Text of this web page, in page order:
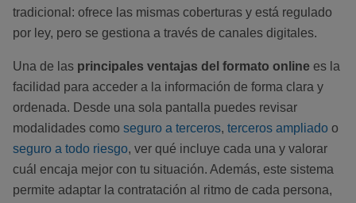
tradicional: ofrece las mismas coberturas y está regulado
por ley, pero se gestiona a través de canales digitales.
Una de las principales ventajas del formato online es la
facilidad para acceder a la información de forma clara y
ordenada. Desde una sola pantalla puedes revisar
modalidades como seguro a terceros, terceros ampliado o
seguro a todo riesgo, ver qué incluye cada una y valorar
cuál encaja mejor con tu situación. Además, este sistema
permite adaptar la contratación al ritmo de cada persona,